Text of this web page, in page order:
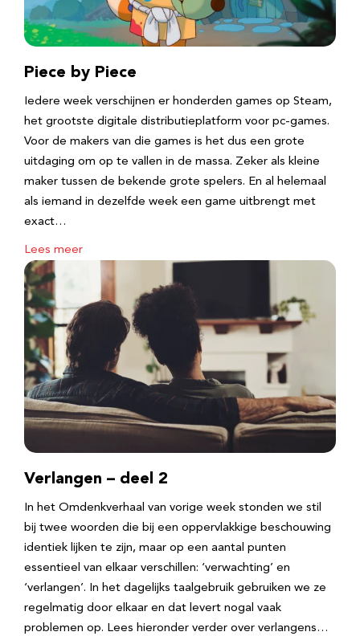
Piece by Piece
Iedere week verschijnen er honderden games op Steam,
het grootste digitale distributieplatform voor pc-games.
Voor de makers van die games is het dus een grote
uitdaging om op te vallen in de massa. Zeker als kleine
maker tussen de bekende grote spelers. En al helemaal
als iemand in dezelfde week een game uitbrengt met
exact…
Lees meer
Verlangen – deel 2
In het Omdenkverhaal van vorige week stonden we stil
bij twee woorden die bij een oppervlakkige beschouwing
identiek lijken te zijn, maar op een aantal punten
essentieel van elkaar verschillen: ‘verwachting’ en
‘verlangen’. In het dagelijks taalgebruik gebruiken we ze
regelmatig door elkaar en dat levert nogal vaak
problemen op. Lees hieronder verder over verlangens…